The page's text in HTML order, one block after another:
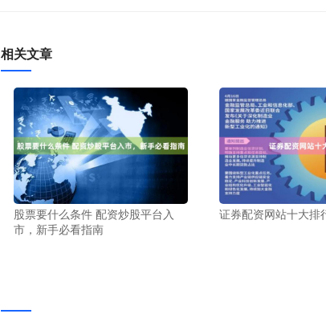
相关文章
股票要什么条件 配资炒股平台入
市，新手必看指南
证券配资网站十大排